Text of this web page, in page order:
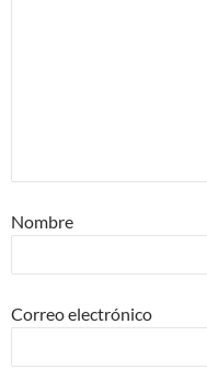
Nombre
Correo electrónico